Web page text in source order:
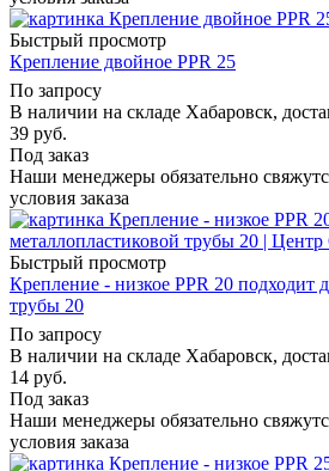
Быстрый просмотр
Крепление двойное PPR 25
По запросу
В наличии на складе Хабаровск,
39 руб.
Под заказ
Наши менеджеры обязательно
условия заказа
Быстрый просмотр
Крепление - низкое PPR 20 подходит
трубы 20
По запросу
В наличии на складе Хабаровск,
14 руб.
Под заказ
Наши менеджеры обязательно
условия заказа